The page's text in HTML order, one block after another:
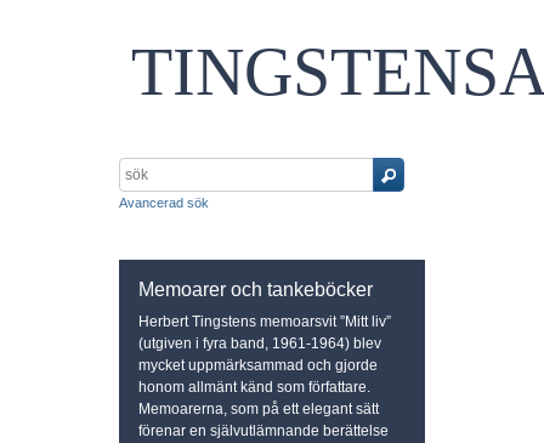
Avancerad sök
Memoarer och tankeböcker
Herbert Tingstens memoarsvit ”Mitt liv”
(utgiven i fyra band, 1961-1964) blev
mycket uppmärksammad och gjorde
honom allmänt känd som författare.
Memoarerna, som på ett elegant sätt
förenar en självutlämnande berättelse